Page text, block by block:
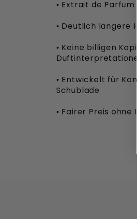
• Extrait de Parfum
• Deutlich längere
• Keine billigen
• Entwickelt für
Schublade
• Fairer Preis ohne